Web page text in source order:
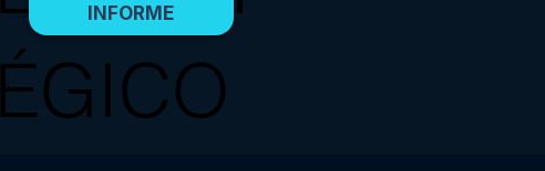
ÉGICO
INFORME